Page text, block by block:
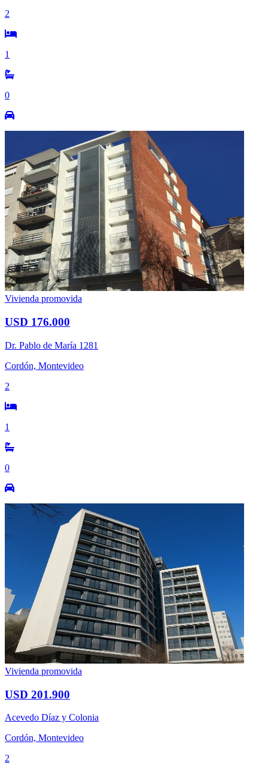
2
1
0
Vivienda promovida
USD 176.000
Dr. Pablo de María 1281
Cordón, Montevideo
2
1
0
Vivienda promovida
USD 201.900
Acevedo Díaz y Colonia
Cordón, Montevideo
2